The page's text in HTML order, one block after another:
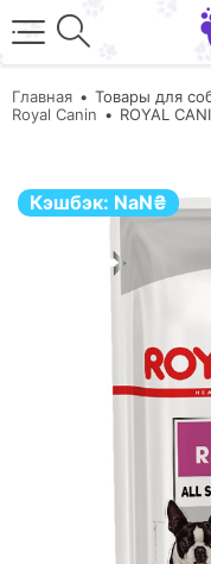
Главная Товары для
Royal Canin
ROYAL
Кэшбэк: NaN₴